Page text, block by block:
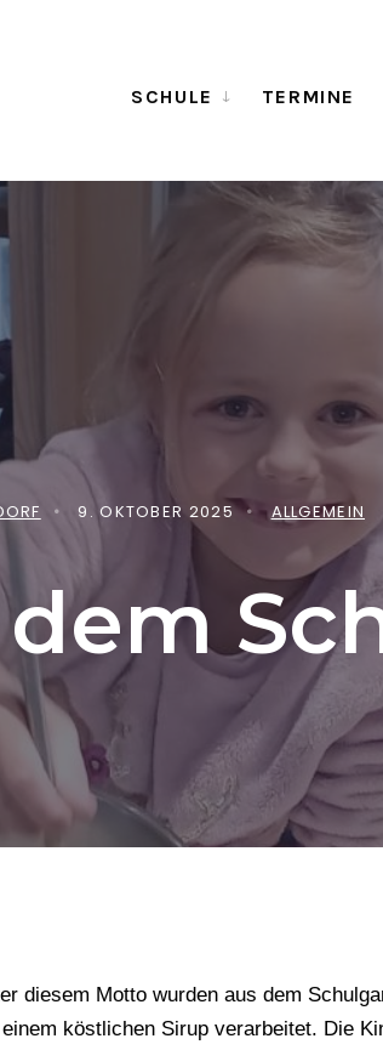
SCHULE TERMINE
• 9. OKTOBER 2025 • ALLGEMEIN
dem
diesem Motto wurden aus dem
köstlichen Sirup verarbeitet. Die